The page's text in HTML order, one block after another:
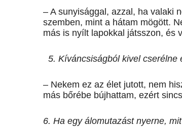
– A sunyisággal, azzal, ha valaki
szemben, mint a hátam mögött.
más is nyílt lapokkal játsszon, és
5. Kíváncsiságból kivel cserélne
– Nekem ez az élet jutott, nem
más bőrébe bújhattam, ezért
6. Ha egy álomutazást nyerne,